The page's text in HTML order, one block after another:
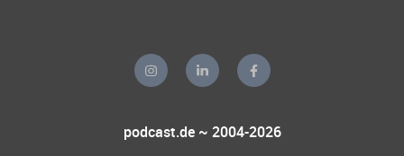
podcast.de ~ 2004-2026